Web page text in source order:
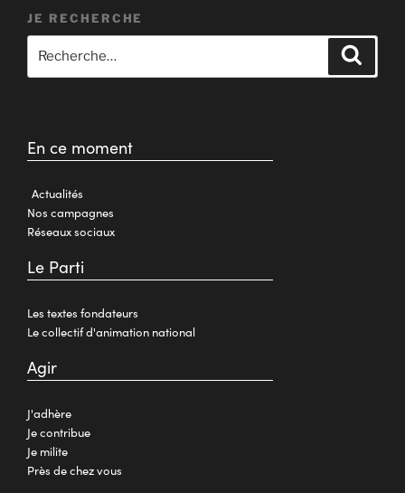
JE RECHERCHE
En ce moment
Actualités
Nos campagnes
Réseaux sociaux
Le Parti
Les textes fondateurs
Le collectif d'animation national
Agir
J'adhère
Je contribue
Je milite
Près de chez vous